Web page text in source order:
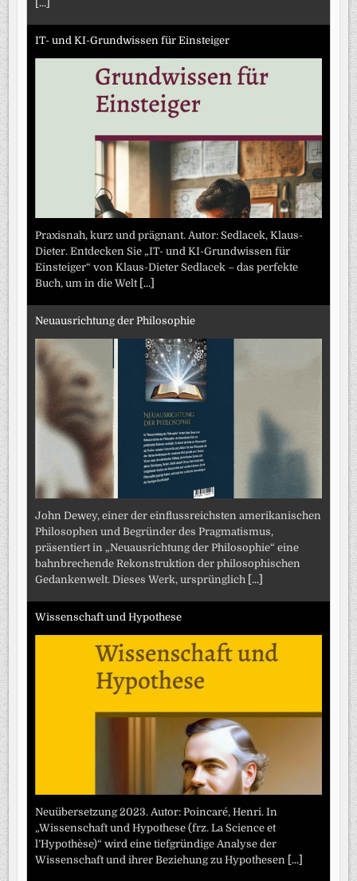
[...]
IT- und KI-Grundwissen für Einsteiger
Praxisnah, kurz und prägnant. Autor: Sedlacek, Klaus-
Dieter. Entdecken Sie „IT- und KI-Grundwissen für
Einsteiger“ von Klaus-Dieter Sedlacek – das perfekte
Buch, um in die Welt [...]
Neuausrichtung der Philosophie
John Dewey, einer der einflussreichsten amerikanischen
Philosophen und Begründer des Pragmatismus,
präsentiert in „Neuausrichtung der Philosophie“ eine
bahnbrechende Rekonstruktion der philosophischen
Gedankenwelt. Dieses Werk, ursprünglich [...]
Wissenschaft und Hypothese
Neuübersetzung 2023. Autor: Poincaré, Henri. In
„Wissenschaft und Hypothese (frz. La Science et
l’Hypothèse)“ wird eine tiefgründige Analyse der
Wissenschaft und ihrer Beziehung zu Hypothesen [...]